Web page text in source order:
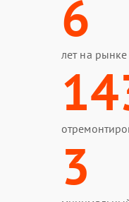
6
лет на рынке
3